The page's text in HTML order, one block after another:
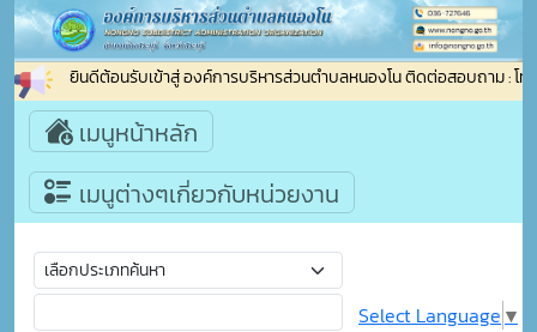
ยินดีต้อนรับเข้าสู่ องค์การบริหารส่วนตำบลหนองโน ติดต่อสอบถาม : โท
เมนูหน้าหลัก
เมนูต่างๆเกี่ยวกับหน่วยงาน
Select Language ▼